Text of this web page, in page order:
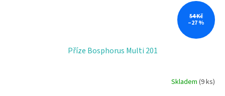
54 Kč
–27 %
Příze Bosphorus Multi 201
Skladem(9 ks)